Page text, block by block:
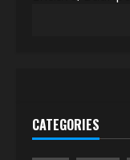
CATEGORIES